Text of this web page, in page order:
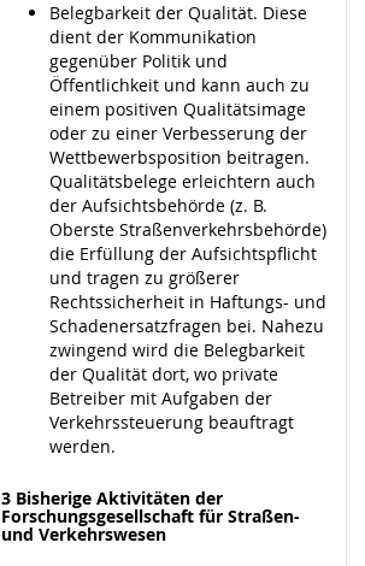
Belegbarkeit der Qualität. Diese
dient der Kommunikation
gegenüber Politik und
Öffentlichkeit und kann auch zu
einem positiven Qualitätsimage
oder zu einer Verbesserung der
Wettbewerbsposition beitragen.
Qualitätsbelege erleichtern auch
der Aufsichtsbehörde (z. B.
Oberste Straßenverkehrsbehörde)
die Erfüllung der Aufsichtspflicht
und tragen zu größerer
Rechtssicherheit in Haftungs- und
Schadenersatzfragen bei. Nahezu
zwingend wird die Belegbarkeit
der Qualität dort, wo private
Betreiber mit Aufgaben der
Verkehrssteuerung beauftragt
werden.
3 Bisherige Aktivitäten der
Forschungsgesellschaft für Straßen-
und Verkehrswesen